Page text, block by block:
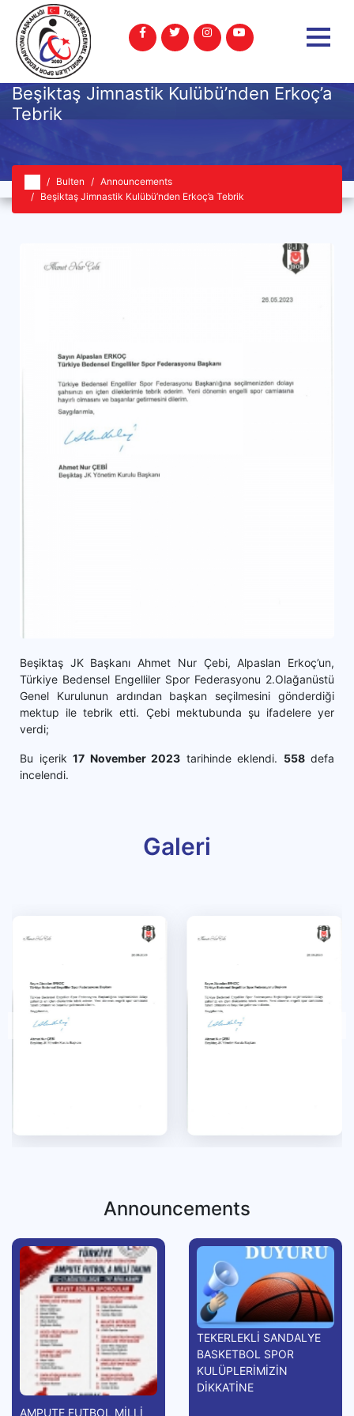
Beşiktaş Jimnastik Kulübü’nden Erkoç’a
Tebrik
Bulten
Announcements
Beşiktaş Jimnastik Kulübü’nden Erkoç’a Tebrik
Beşiktaş JK Başkanı Ahmet Nur Çebi, Alpaslan Erkoç’un,
Türkiye Bedensel Engelliler Spor Federasyonu 2.Olağanüstü
Genel Kurulunun ardından başkan seçilmesini gönderdiği
mektup ile tebrik etti. Çebi mektubunda şu ifadelere yer
verdi;
Bu içerik 17 November 2023 tarihinde eklendi. 558defa
incelendi.
Galeri
Announcements
AMPUTE FUTBOL MİLLİ
TEKERLEKLİ SANDALYE
BASKETBOL SPOR
KULÜPLERİMİZİN
DİKKATİNE